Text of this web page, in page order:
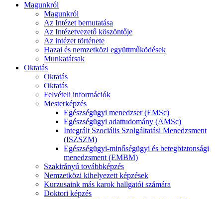
Magunkról
Magunkról
Az Intézet bemutatása
Az Intézetvezető köszöntője
Az intézet története
Hazai és nemzetközi együttműködések
Munkatársak
Oktatás
Oktatás
Oktatás
Felvételi információk
Mesterképzés
Egészségügyi menedzser (EMSc)
Egészségügyi adattudomány (AMSc)
Integrált Szociális Szolgáltatási Menedzsment
(ISZSZM)
Egészségügyi-minőségügyi és betegbiztonsági
menedzsment (EMBM)
Szakirányú továbbképzés
Nemzetközi kihelyezett képzések
Kurzusaink más karok hallgatói számára
Doktori képzés